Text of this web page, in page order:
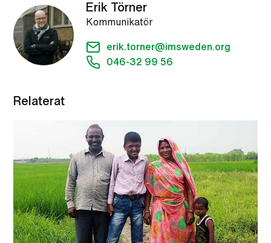
Erik Törner
Kommunikatör
erik.torner@imsweden.org
046-32 99 56
Relaterat